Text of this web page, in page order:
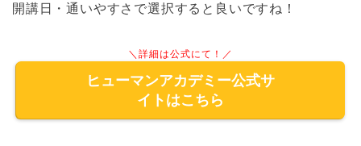
開講日・通いやすさで選択すると良いですね！
＼詳細は公式にて！／
ヒューマンアカデミー公式サ
イトはこちら